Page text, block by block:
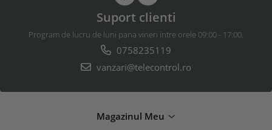
Suport clienti
Program de lucru de luni pana vineri intre orele 09:00 - 17:00.
0758235119
vanzari@telecontrol.ro
Magazinul Meu